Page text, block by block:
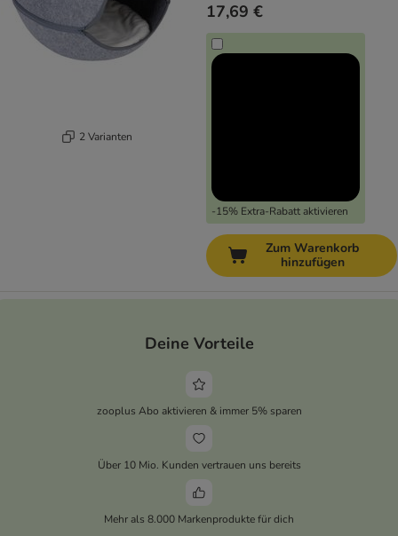
2 Varianten
17,69 €
-15% Extra-Rabatt aktivieren
Zum Warenkorb
hinzufügen
Deine Vorteile
zooplus Abo aktivieren & immer 5% sparen
Über 10 Mio. Kunden vertrauen uns bereits
Mehr als 8.000 Markenprodukte für dich